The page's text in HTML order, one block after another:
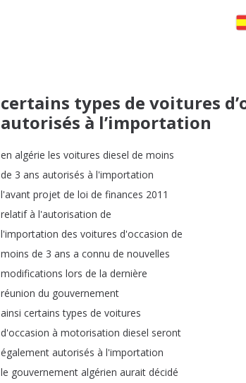
certains types de voitures
autorisés à l’importation
en algérie les voitures diesel de moins
de 3 ans autorisés à l'importation
l'avant projet de loi de finances 2011
relatif à l'autorisation de
l'importation des voitures d'occasion de
moins de 3 ans a connu de nouvelles
modifications lors de la dernière
réunion du gouvernement
ainsi certains types de voitures
d'occasion à motorisation diesel seront
également autorisés à l'importation
le gouvernement algérien aurait décidé